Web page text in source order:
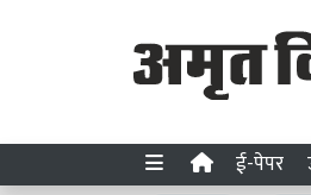
ई-पेपर